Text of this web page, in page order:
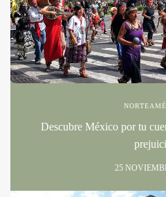
Descubre México por tu
25